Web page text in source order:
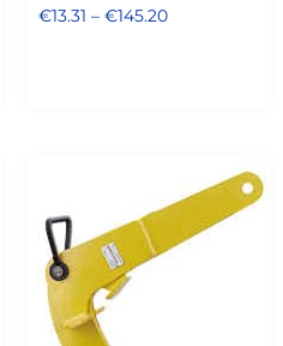
€13.31 – €145.20